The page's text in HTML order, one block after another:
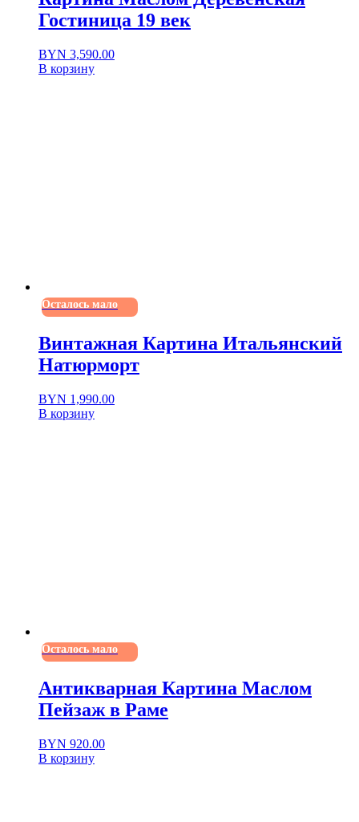
Гостиница 19 век
BYN 3,590.00
В корзину
Осталось мало
Винтажная Картина Итальянский
Натюрморт
BYN 1,990.00
В корзину
Осталось мало
Антикварная Картина Маслом
Пейзаж в Раме
BYN 920.00
В корзину